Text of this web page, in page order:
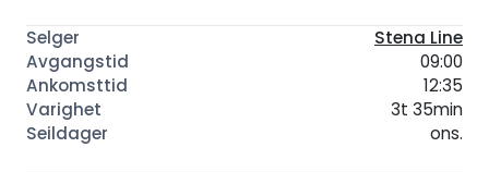
Stena Line
09:00
12:35
3t 35min
ons.